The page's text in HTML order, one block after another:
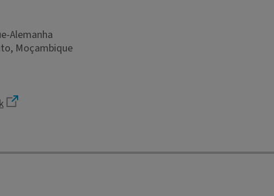
Alemanha
Moçambique